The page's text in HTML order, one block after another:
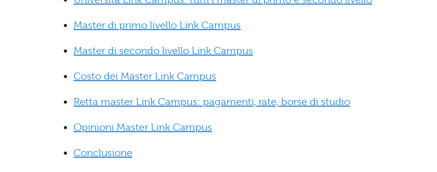
Master di primo livello Link Campus
Master di secondo livello Link Campus
Costo dei Master Link Campus
Retta master Link Campus: pagamenti, rate, borse di studio
Opinioni Master Link Campus
Conclusione